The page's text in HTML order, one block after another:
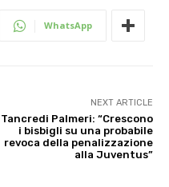
WhatsApp
NEXT ARTICLE
Tancredi Palmeri: “Crescono
i bisbigli su una probabile
revoca della penalizzazione
alla Juventus”